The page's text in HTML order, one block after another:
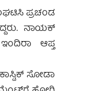
ಪ್ರಚಂಡ
ನಾಯಕ್
ಆಪ್ತ
ಸೋಡಾ